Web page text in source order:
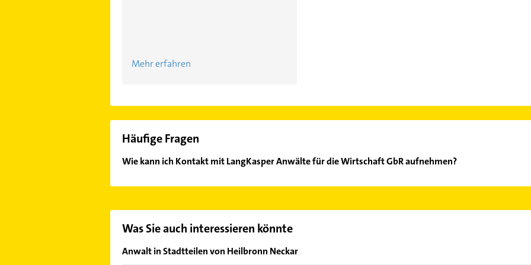
Mehr erfahren
Häufige Fragen
Wie kann ich Kontakt mit LangKasper Anwälte für die Wirtschaft GbR aufnehmen?
Was Sie auch interessieren könnte
Anwalt in Stadtteilen von Heilbronn Neckar